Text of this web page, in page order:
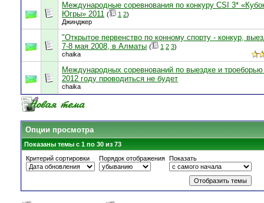
Международные соревнования по конкуру CSI 3*
Югры» 2011 ( 1 2)
Джинджер
"Открытое первенство по конному спорту - конкур,
7-8 мая 2008, в Алматы ( 1 2 3)
chaika
Международных соревнований по выездке и
2012 году проводиться не будет
chaika
Опции просмотра
Показаны темы с 1 по 30 из 73
Критерий сортировки
Порядок отображения Показать